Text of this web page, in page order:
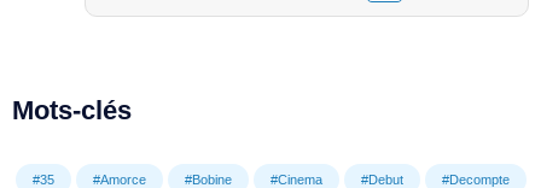
Mots-clés
#35 #Amorce #Bobine #Cinema #Debut #Decompte